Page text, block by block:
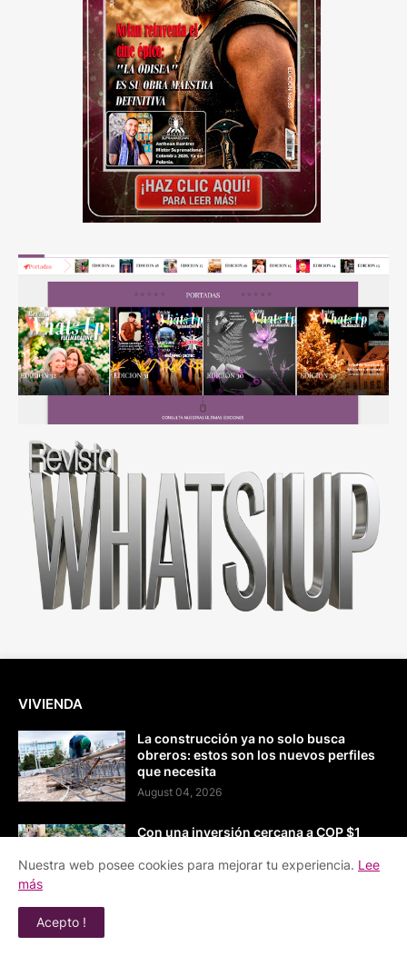
VIVIENDA
La construcción ya no solo busca
obreros: estos son los nuevos perfiles
que necesita
August 04, 2026
Con una inversión cercana a COP $1
nodo cívico, creativo y cultural del país
Nuestra web posee cookies para mejorar tu experiencia. Lee
más
Acepto !